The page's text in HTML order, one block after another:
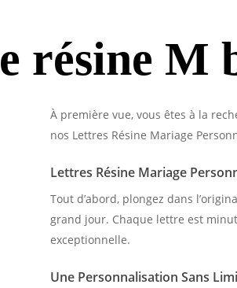
résine M
À première vue, vous êtes à la
nos Lettres Résine Mariage
Lettres Résine Mariage
Tout d’abord, plongez dans
grand jour. Chaque lettre est
exceptionnelle.
Une Personnalisation Sans